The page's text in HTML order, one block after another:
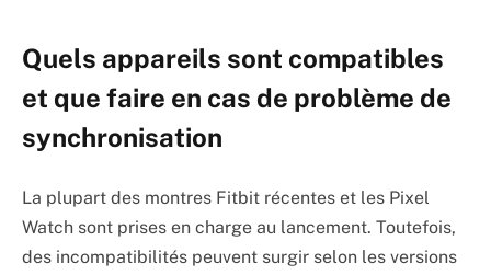
Quels appareils sont compatibles
et que faire en cas de problème de
synchronisation
La plupart des montres Fitbit récentes et les Pixel
Watch sont prises en charge au lancement. Toutefois,
des incompatibilités peuvent surgir selon les versions